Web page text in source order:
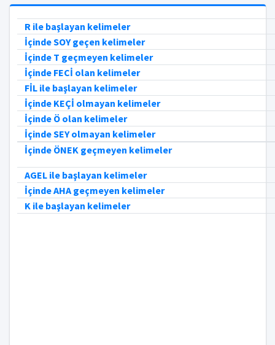
R ile başlayan kelimeler
İçinde SOY geçen kelimeler
İçinde T geçmeyen kelimeler
İçinde FECİ olan kelimeler
FİL ile başlayan kelimeler
İçinde KEÇİ olmayan kelimeler
İçinde Ö olan kelimeler
İçinde SEY olmayan kelimeler
İçinde ÖNEK geçmeyen kelimeler
AGEL ile başlayan kelimeler
İçinde AHA geçmeyen kelimeler
K ile başlayan kelimeler